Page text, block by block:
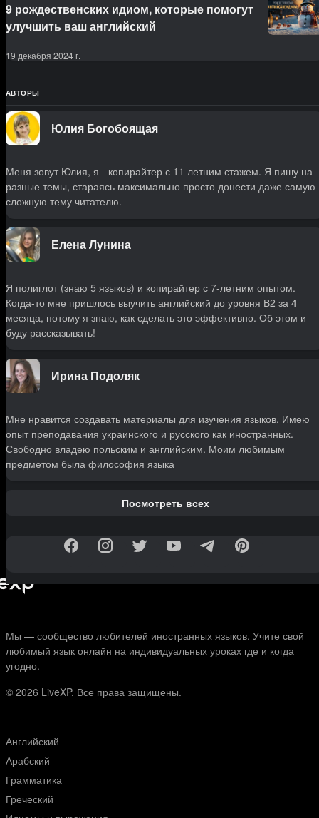
9 рождественских идиом, которые помогут
улучшить ваш английский
19 декабря 2024 г.
АВТОРЫ
Юлия Богобоящая
Меня зовут Юлия, я - копирайтер с 11 летним стажем. Я пишу на
разные темы, стараясь максимально просто донести даже самую
сложную тему читателю.
Елена Лунина
Я полиглот (знаю 5 языков) и копирайтер с 7-летним опытом.
Когда-то мне пришлось выучить английский до уровня В2 за 4
месяца, потому я знаю, как сделать это эффективно. Об этом и
буду рассказывать!
Ирина Подоляк
Мне нравится создавать материалы для изучения языков. Имею
опыт преподавания украинского и русского как иностранных.
Свободно владею польским и английским. Моим любимым
предметом была философия языка
Посмотреть всех
Мы — сообщество любителей иностранных языков. Учите свой
любимый язык онлайн на индивидуальных уроках где и когда
угодно.
© 2026 LiveXP. Все права защищены.
Английский
Арабский
Грамматика
Греческий